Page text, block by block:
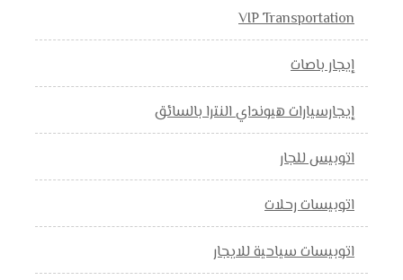
VIP Transportation
إيجار باصات
إيجارسيارات هيونداي النترا بالسائق
اتوبيس للجار
اتوبيسات رحلات
اتوبيسات سياحية للايجار